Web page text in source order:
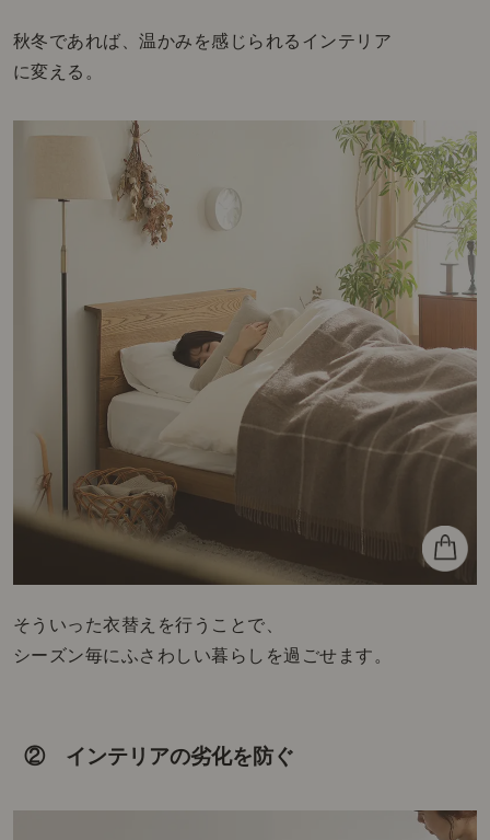
秋冬であれば、温かみを感じられるインテリア
に変える。
そういった衣替えを行うことで、
シーズン毎にふさわしい暮らしを過ごせます。
② インテリアの劣化を防ぐ